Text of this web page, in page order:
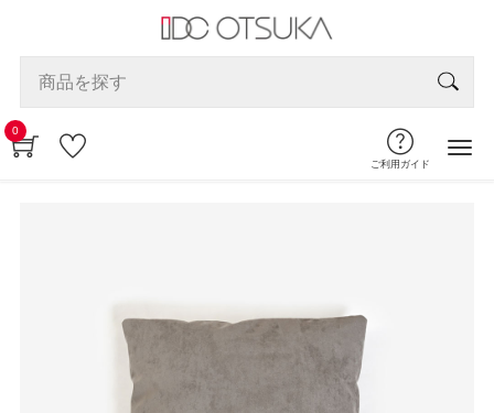
0
ご利用ガイド